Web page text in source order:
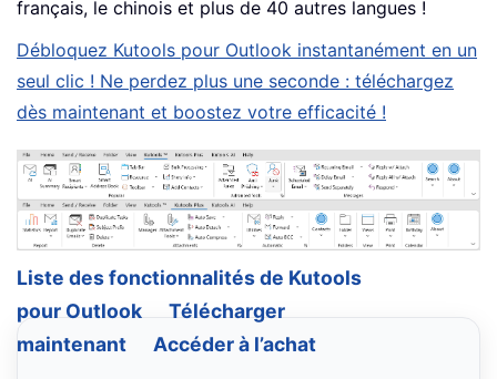
français, le chinois et plus de 40 autres langues !
Débloquez Kutools pour Outlook instantanément en un
seul clic ! Ne perdez plus une seconde : téléchargez
dès maintenant et boostez votre efficacité !
Liste des fonctionnalités de Kutools
pour Outlook
Télécharger
maintenant
Accéder à l’achat